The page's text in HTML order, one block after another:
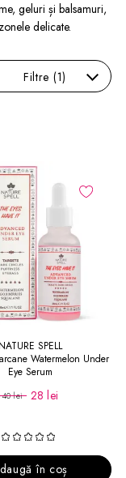
geluri și balsamuri,
delicate.
Filtre (1)
NATURE SPELL
Watermelon Under
Eye Serum
40 lei 28 lei
în coș